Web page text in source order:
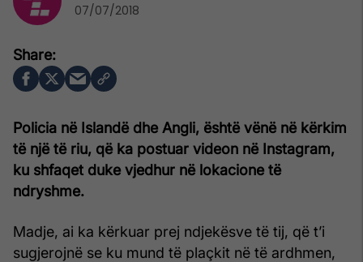
Policia në Islandë dhe Angli, është vënë në kërkim
të një të riu, që ka postuar videon në Instagram,
ku shfaqet duke vjedhur në lokacione të
ndryshme.
Madje, ai ka kërkuar prej ndjekësve të tij, që t’i
sugjerojnë se ku mund të plaçkit në të ardhmen,
07/07/2018